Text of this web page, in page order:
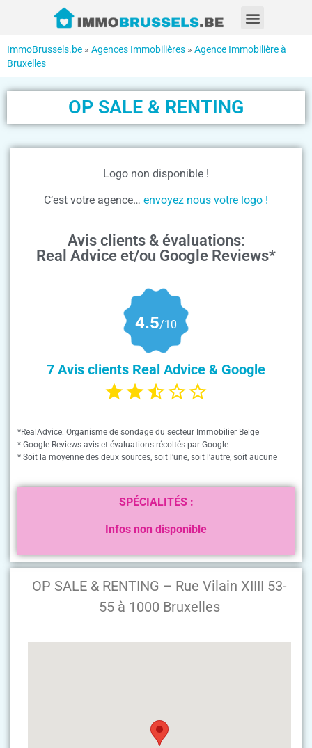
ImmoBrussels.be » Agences Immobilières » Agence Immobilière à
Bruxelles
OP SALE & RENTING
OP SALE & RENTING – Rue Vilain XIIII 53-
55 à 1000 Bruxelles
Logo non disponible !
C’est votre agence… envoyez nous votre logo !
Avis clients & évaluations:
Real Advice et/ou Google Reviews*
4.5/10
7 Avis clients Real Advice & Google
*RealAdvice: Organisme de sondage du secteur Immobilier Belge
* Google Reviews avis et évaluations récoltés par Google
* Soit la moyenne des deux sources, soit l’une, soit l’autre, soit aucune
SPÉCIALITÉS :
Infos non disponible